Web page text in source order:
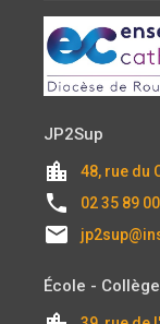
JP2Sup
location_city 48, rue du
local_phone 02 35 89
email
École -